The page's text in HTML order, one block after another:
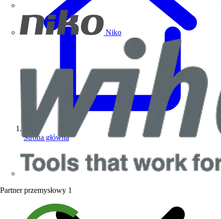
Niko
Partner przemysłowy 1
Strona główna